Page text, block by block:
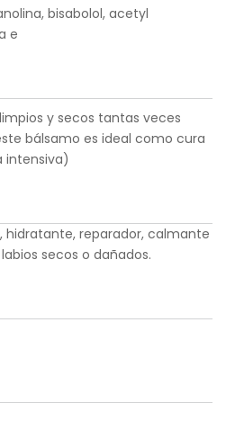
bisabolol, acetyl
e
y secos tantas veces
bálsamo es ideal como cura
intensiva)
hidratante, reparador, calmante
secos o dañados.